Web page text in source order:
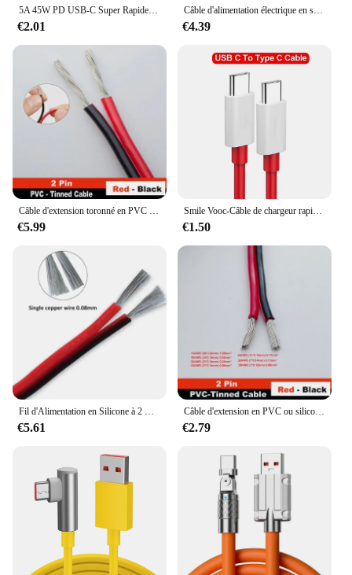
5A 45W PD USB-C Super Rapide Charge Type-C Câble pour Samsung S21 FE S22 Plus S23 S24 Ultra Note 20 A14 A15 A33 A34 A53 A54 A55
€2.01
Câble d'alimentation électrique en silicone super doux, degré de chaleur, fil pour batterie de voiture, onduleur, lumière de moteur, 22AWG, 5m, 10m, 50m, 100m, 2 broches
€4.39
Câble d'extension toronné en PVC rouge et noir pour lampes LED, fil de cuivre pur étamé à 2 broches, 16awg-30awg, corde 2468, 80 °C, connexion 300V
€5.99
Smile Vooc-Câble de chargeur rapide PD 65W pour Oneplus, cordon de chargeur USB-C vers type C pour modèles Zan12, 11, 10T, 9, 8T, 7T Pro, Warp Dash Charge, 6T, 5T, fil de données
€1.50
Fil d'Alimentation en Silicone à 2 Broches, Câble Électrique Super Doux, Résistant à la Chaleur, pour Moteur de Voiture, 18 20 22 24 26 AWG, 5m 10m 20m 50m
€5.61
Câble d'extension en PVC ou silicone, fil intermédiaire en cuivre étamé, rouge et noir, 2 broches, awg28, awg26, awg24, awg22, awg20, awg18, awg16
€2.79